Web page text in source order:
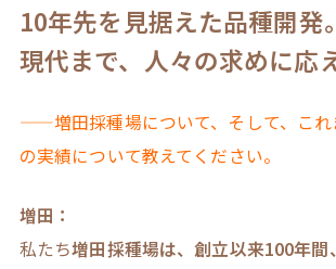
10年先を見据えた品種開発
現代まで、人々の求めに応
——増田採種場について、そして、これ
の実績について教えてください。
増田：
私たち増田採種場は、創立以来100年間